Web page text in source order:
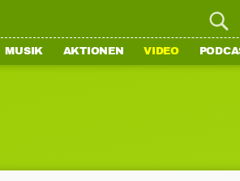
MUSIK AKTIONEN VIDEO